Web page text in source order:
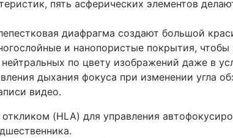
пять асферических элементов
диафрагма создают большой
и нанопористые покрытия,
по цвету изображений даже в
дыхания фокуса при изменении угла
видео.
(HLA) для управления